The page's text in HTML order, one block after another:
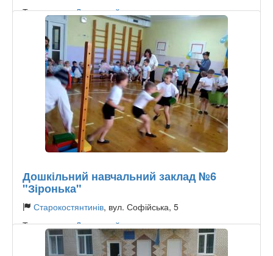
Тип садочку:Державний
Дошкільний навчальний заклад №6
"Зіронька"
Старокостянтинів, вул. Софійська, 5
Тип садочку:Державний